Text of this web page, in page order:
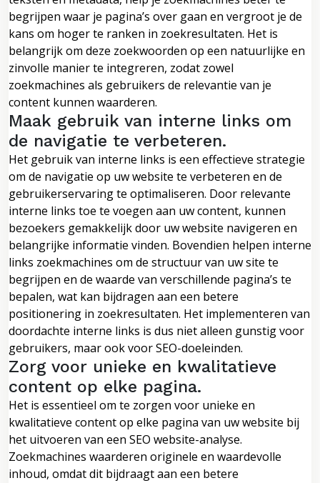
begrijpen waar je pagina’s over gaan en vergroot je de
kans om hoger te ranken in zoekresultaten. Het is
belangrijk om deze zoekwoorden op een natuurlijke en
zinvolle manier te integreren, zodat zowel
zoekmachines als gebruikers de relevantie van je
content kunnen waarderen.
Maak gebruik van interne links om
de navigatie te verbeteren.
Het gebruik van interne links is een effectieve strategie
om de navigatie op uw website te verbeteren en de
gebruikerservaring te optimaliseren. Door relevante
interne links toe te voegen aan uw content, kunnen
bezoekers gemakkelijk door uw website navigeren en
belangrijke informatie vinden. Bovendien helpen interne
links zoekmachines om de structuur van uw site te
begrijpen en de waarde van verschillende pagina’s te
bepalen, wat kan bijdragen aan een betere
positionering in zoekresultaten. Het implementeren van
doordachte interne links is dus niet alleen gunstig voor
gebruikers, maar ook voor SEO-doeleinden.
Zorg voor unieke en kwalitatieve
content op elke pagina.
Het is essentieel om te zorgen voor unieke en
kwalitatieve content op elke pagina van uw website bij
het uitvoeren van een SEO website-analyse.
Zoekmachines waarderen originele en waardevolle
inhoud, omdat dit bijdraagt aan een betere